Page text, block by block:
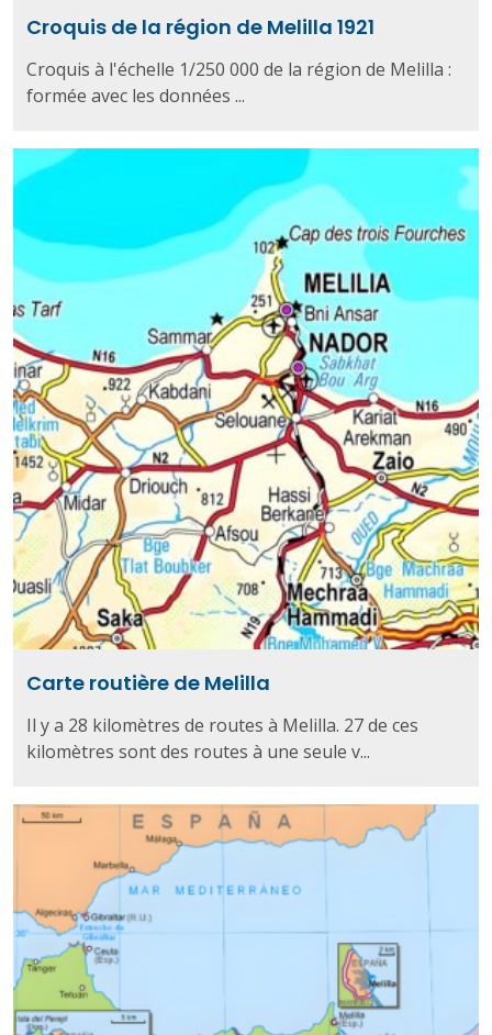
Croquis de la région de Melilla 1921
Croquis à l'échelle 1/250 000 de la région de Melilla :
formée avec les données ...
Carte routière de Melilla
Il y a 28 kilomètres de routes à Melilla. 27 de ces
kilomètres sont des routes à une seule v...